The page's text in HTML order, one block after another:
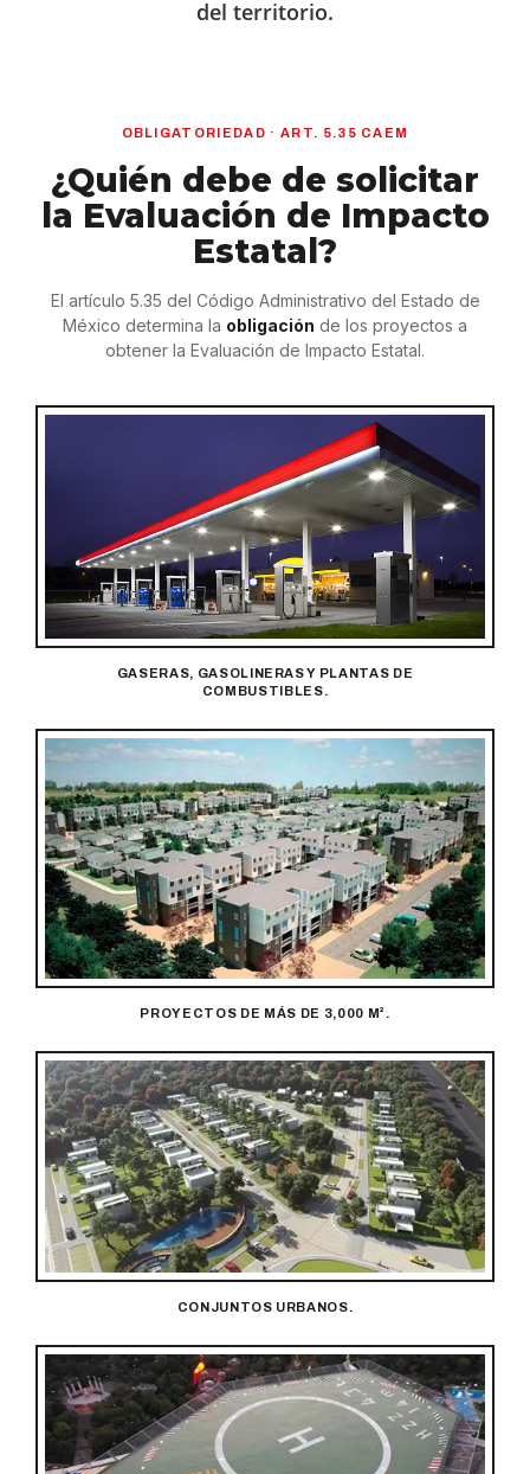
del territorio.
OBLIGATORIEDAD · ART. 5.35 CAEM
¿Quién debe de solicitar
la Evaluación de Impacto
Estatal?
El artículo 5.35 del Código Administrativo del Estado de
México determina la obligación de los proyectos a
obtener la Evaluación de Impacto Estatal.
GASERAS, GASOLINERAS Y PLANTAS DE
COMBUSTIBLES.
PROYECTOS DE MÁS DE 3,000 M².
CONJUNTOS URBANOS.